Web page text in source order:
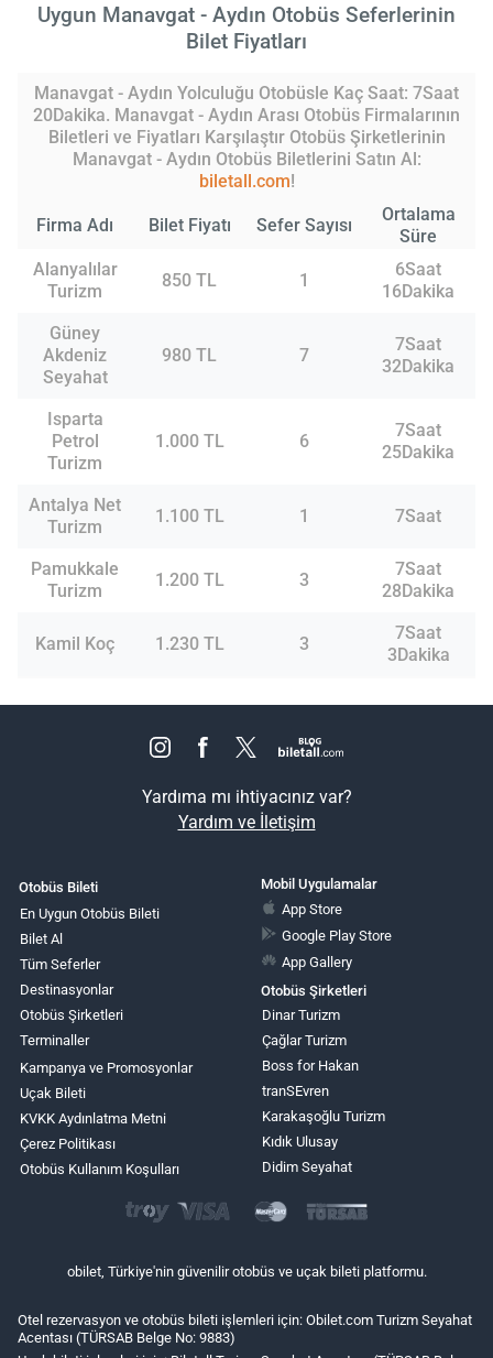
Uygun Manavgat - Aydın Otobüs Seferlerinin
Bilet Fiyatları
Manavgat - Aydın Yolculuğu Otobüsle Kaç Saat: 7Saat
20Dakika. Manavgat - Aydın Arası Otobüs Firmalarının
Biletleri ve Fiyatları Karşılaştır Otobüs Şirketlerinin
Manavgat - Aydın Otobüs Biletlerini Satın Al:
biletall.com!
Firma Adı Bilet Fiyatı Sefer Sayısı
Ortalama
Süre
Alanyalılar
Turizm
850 TL 1
6Saat
16Dakika
Güney
Akdeniz
Seyahat
980 TL 7
7Saat
32Dakika
Isparta
Petrol
Turizm
1.000 TL 6
7Saat
25Dakika
Antalya Net
Turizm
1.100 TL 1 7Saat
Pamukkale
Turizm
1.200 TL 3
7Saat
28Dakika
Kamil Koç 1.230 TL 3
7Saat
3Dakika
Yardıma mı ihtiyacınız var?
Yardım ve İletişim
Otobüs Bileti
En Uygun Otobüs Bileti
Bilet Al
Tüm Seferler
Destinasyonlar
Otobüs Şirketleri
Terminaller
Kampanya ve Promosyonlar
Uçak Bileti
KVKK Aydınlatma Metni
Çerez Politikası
Otobüs Kullanım Koşulları
Mobil Uygulamalar
App Store
Google Play Store
App Gallery
Otobüs Şirketleri
Dinar Turizm
Çağlar Turizm
Boss for Hakan
tranSEvren
Karakaşoğlu Turizm
Kıdık Ulusay
Didim Seyahat
obilet, Türkiye'nin güvenilir otobüs ve uçak bileti platformu.
Otel rezervasyon ve otobüs bileti işlemleri için: Obilet.com Turizm Seyahat
Acentası (TÜRSAB Belge No: 9883)